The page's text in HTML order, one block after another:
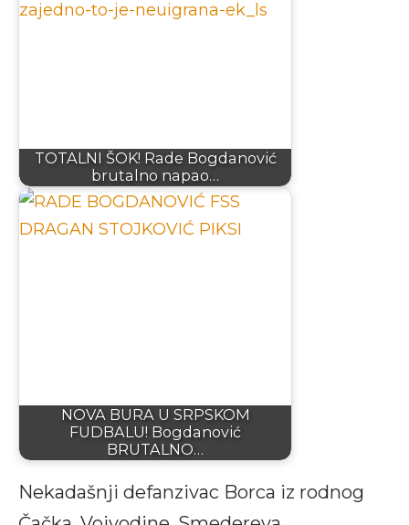
TOTALNI ŠOK! Rade Bogdanović
brutalno napao…
NOVA BURA U SRPSKOM
FUDBALU! Bogdanović
BRUTALNO…
Nekadašnji defanzivac Borca iz rodnog